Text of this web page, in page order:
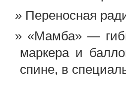
Переносная
«Мамба» —
маркера и
спине, в